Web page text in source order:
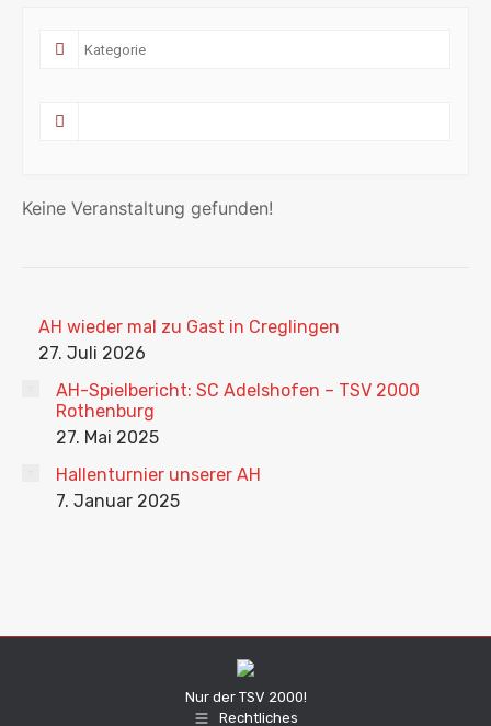
Keine Veranstaltung gefunden!
AH wieder mal zu Gast in Creglingen
27. Juli 2026
AH-Spielbericht: SC Adelshofen – TSV 2000
Rothenburg
27. Mai 2025
Hallenturnier unserer AH
7. Januar 2025
Nur der TSV 2000!
Rechtliches